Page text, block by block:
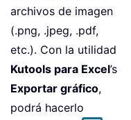
archivos de imagen
(.png, .jpeg, .pdf,
etc.). Con la utilidad
Kutools para Excel’s
Exportar gráfico,
podrá hacerlo